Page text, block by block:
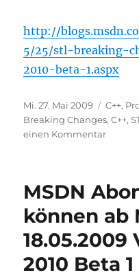
http://
5/25/stl-breaking-
2010-beta-1.aspx
Veröffentlicht
am
Mi. 27. Mai 2009 C++,
Breaking Changes,C++,
einen Kommentarzu
der
STL
MSDN
können ab
18.05.2009
2010 Beta